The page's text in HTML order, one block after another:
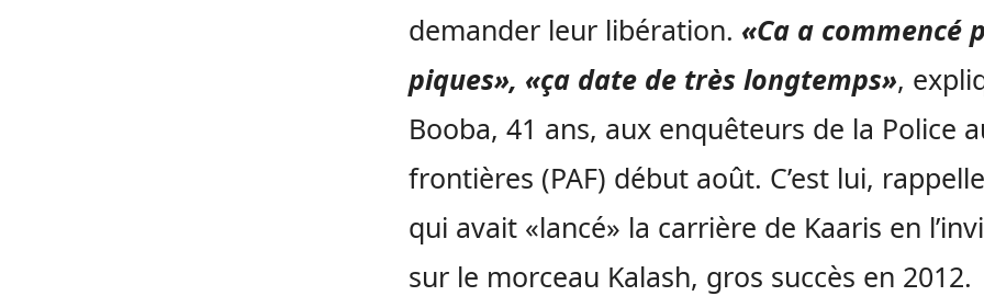
demander leur libération. «Ca a commencé
piques», «ça date de très longtemps»,
Booba, 41 ans, aux enquêteurs de la Police
frontières (PAF) début août. C’est lui,
qui avait «lancé» la carrière de Kaaris en
sur le morceau Kalash, gros succès en 2012.